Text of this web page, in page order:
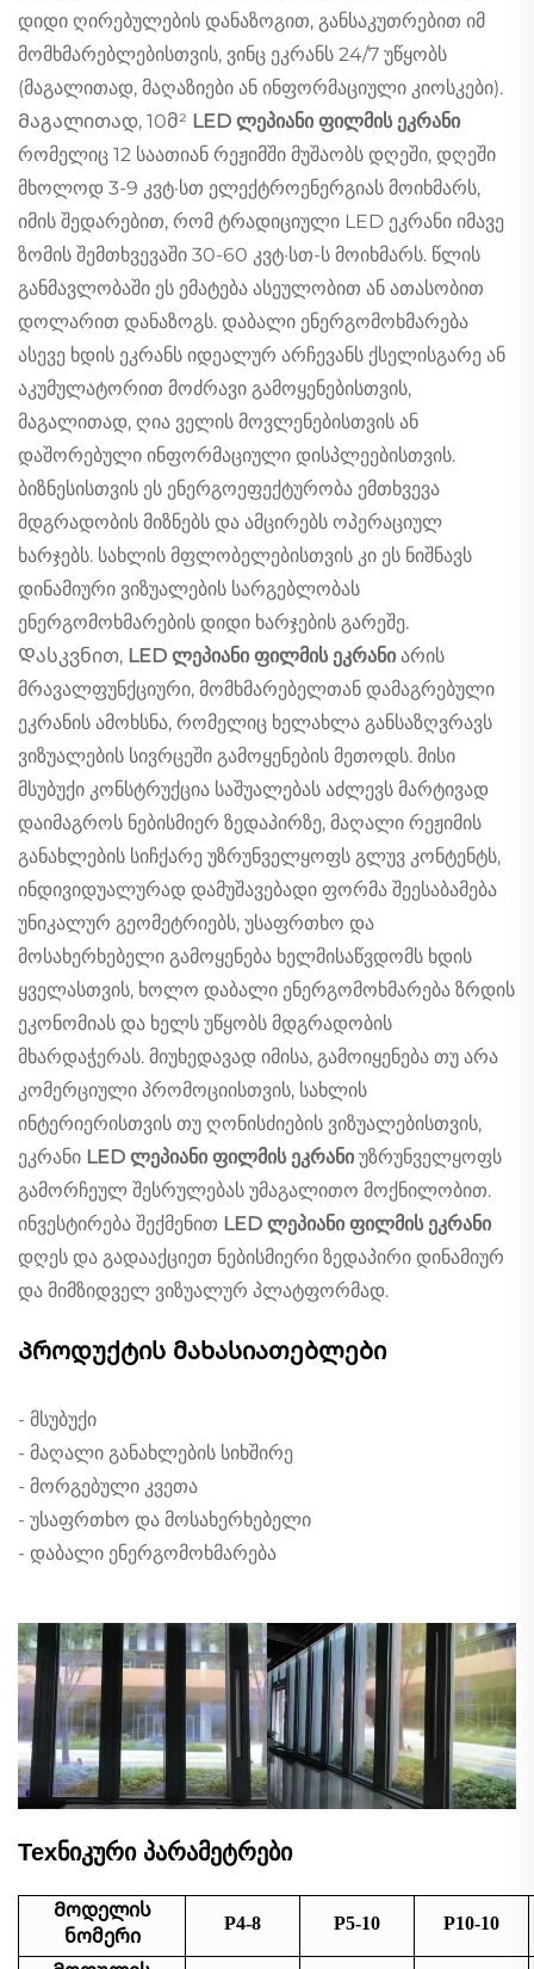
დიდი ღირებულების დანაზოგით, განსაკუთრებით იმ
მომხმარებლებისთვის, ვინც ეკრანს 24/7 უწყობს
(მაგალითად, მაღაზიები ან ინფორმაციული კიოსკები).
Მაგალითად, 10მ² LED ლეპიანი ფილმის ეკრანი
რომელიც 12 საათიან რეჟიმში მუშაობს დღეში, დღეში
მხოლოდ 3-9 კვტ·სთ ელექტროენერგიას მოიხმარს,
იმის შედარებით, რომ ტრადიციული LED ეკრანი იმავე
ზომის შემთხვევაში 30-60 კვტ·სთ-ს მოიხმარს. წლის
განმავლობაში ეს ემატება ასეულობით ან ათასობით
დოლარით დანაზოგს. დაბალი ენერგომოხმარება
ასევე ხდის ეკრანს იდეალურ არჩევანს ქსელისგარე ან
აკუმულატორით მოძრავი გამოყენებისთვის,
მაგალითად, ღია ველის მოვლენებისთვის ან
დაშორებული ინფორმაციული დისპლეებისთვის.
ბიზნესისთვის ეს ენერგოეფექტურობა ემთხვევა
მდგრადობის მიზნებს და ამცირებს ოპერაციულ
ხარჯებს. სახლის მფლობელებისთვის კი ეს ნიშნავს
დინამიური ვიზუალების სარგებლობას
ენერგომოხმარების დიდი ხარჯების გარეშე.
Დასკვნით, LED ლეპიანი ფილმის ეკრანი არის
მრავალფუნქციური, მომხმარებელთან დამაგრებული
ეკრანის ამოხსნა, რომელიც ხელახლა განსაზღვრავს
ვიზუალების სივრცეში გამოყენების მეთოდს. მისი
მსუბუქი კონსტრუქცია საშუალებას აძლევს მარტივად
დაიმაგროს ნებისმიერ ზედაპირზე, მაღალი რეჟიმის
განახლების სიჩქარე უზრუნველყოფს გლუვ კონტენტს,
ინდივიდუალურად დამუშავებადი ფორმა შეესაბამება
უნიკალურ გეომეტრიებს, უსაფრთხო და
მოსახერხებელი გამოყენება ხელმისაწვდომს ხდის
ყველასთვის, ხოლო დაბალი ენერგომოხმარება ზრდის
ეკონომიას და ხელს უწყობს მდგრადობის
მხარდაჭერას. მიუხედავად იმისა, გამოიყენება თუ არა
კომერციული პრომოციისთვის, სახლის
ინტერიერისთვის თუ ღონისძიების ვიზუალებისთვის,
ეკრანი LED ლეპიანი ფილმის ეკრანი უზრუნველყოფს
გამორჩეულ შესრულებას უმაგალითო მოქნილობით.
ინვესტირება შექმენით LED ლეპიანი ფილმის ეკრანი
დღეს და გადააქციეთ ნებისმიერი ზედაპირი დინამიურ
და მიმზიდველ ვიზუალურ პლატფორმად.
Პროდუქტის მახასიათებლები
- მსუბუქი
- მაღალი განახლების სიხშირე
- მორგებული კვეთა
- უსაფრთხო და მოსახერხებელი
- დაბალი ენერგომოხმარება
Техნიკური პარამეტრები
Მოდელის
ნომერი
P4-8 P5-10 P10-10